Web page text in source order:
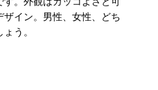
イン。男性、女性、どち
う。